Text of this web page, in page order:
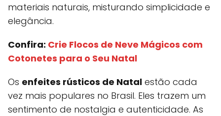
materiais naturais, misturando simplicidade e
elegância.
Confira: Crie Flocos de Neve Mágicos com
Cotonetes para o Seu Natal
Os enfeites rústicos de Natal estão cada
vez mais populares no Brasil. Eles trazem um
sentimento de nostalgia e autenticidade. As